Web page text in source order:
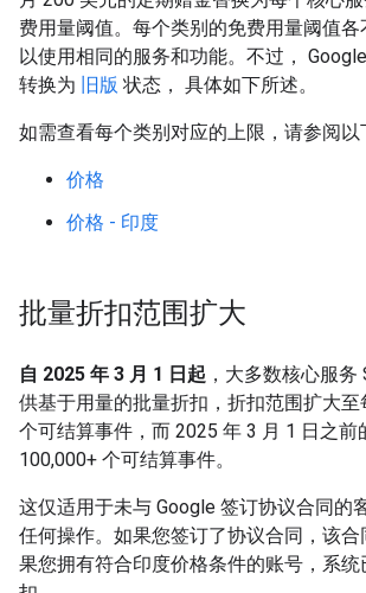
费用量阈值。每个类别的免费用量阈值
以使用相同的服务和功能。不过，
转换为 旧版 状态， 具体如下所述。
如需查看每个类别对应的上限，请参阅以
价格
价格 - 印度
批量折扣范围扩大
自 2025 年 3 月 1 日起 ，大多数核心服务
供基于用量的批量折扣，折扣范围扩大至
个可结算事件，而 2025 年 3 月 1 日之前
100,000+ 个可结算事件。
这仅适用于未与 Google 签订协议合同的
任何操作。如果您签订了协议合同，该
果您拥有符合印度价格条件的账号，系